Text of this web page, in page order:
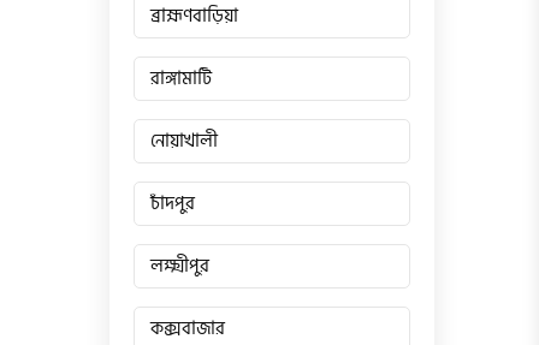
ব্রাহ্মণবাড়িয়া
রাঙ্গামাটি
নোয়াখালী
চাঁদপুর
লক্ষ্মীপুর
কক্সবাজার